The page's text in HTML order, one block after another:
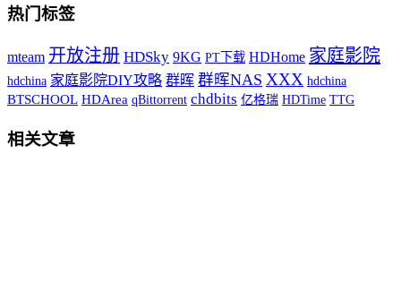
热门标签
mteam 开放注册 HDSky 9KG PT下载 HDHome 家庭影院
hdchina 家庭影院DIY攻略 群晖 群晖NAS XXX hdchina
BTSCHOOL HDArea qBittorrent chdbits 亿格瑞 HDTime TTG
相关文章